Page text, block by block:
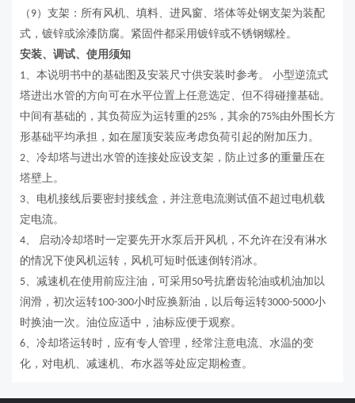
（ 9）支架：所有风机、填料、进风窗、塔体等处钢支架为装配
式，镀锌或涂漆防腐。紧固件都采用镀锌或不锈钢螺栓。
安装、调试、使用须知
1、本说明书中的基础图及安装尺寸供安装时参考。 小型逆流式
塔进出水管的方向可在水平位置上任意选定、但不得碰撞基础。
中间有基础的，其负荷应为运转重的25% ，其余的75%由外围长方
形基础平均承担，如在屋顶安装应考虑负荷引起的附加压力。
2、冷却塔与进出水管的连接处应设支架，防止过多的重量压在
塔壁上。
3、电机接线后要密封接线盒，并注意电流测试值不超过电机载
定电流。
4、
启动冷却塔时一定要先开水泵后开风机，不允许在没有淋水
的情况下使风机运转，风机可短时低速倒转消冰。
5、减速机在使用前应注油，可采用 50号抗磨齿轮油或机油加以
润滑，初次运转100-300小时应换新油，以后每运转3000-5000小
时换油一次。油位应适中，油标应便于观察。
6、冷却塔运转时，应有专人管理，经常注意电流、水温的变
化，对电机、减速机、布水器等处应定期检查。